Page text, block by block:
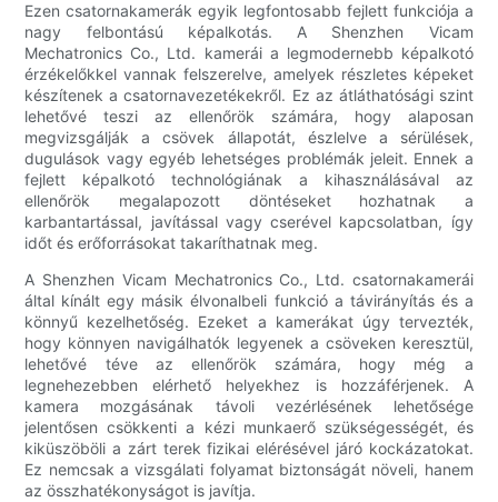
Ezen csatornakamerák egyik legfontosabb fejlett funkciója a
nagy felbontású képalkotás. A Shenzhen Vicam
Mechatronics Co., Ltd. kamerái a legmodernebb képalkotó
érzékelőkkel vannak felszerelve, amelyek részletes képeket
készítenek a csatornavezetékekről. Ez az átláthatósági szint
lehetővé teszi az ellenőrök számára, hogy alaposan
megvizsgálják a csövek állapotát, észlelve a sérülések,
dugulások vagy egyéb lehetséges problémák jeleit. Ennek a
fejlett képalkotó technológiának a kihasználásával az
ellenőrök megalapozott döntéseket hozhatnak a
karbantartással, javítással vagy cserével kapcsolatban, így
időt és erőforrásokat takaríthatnak meg.
A Shenzhen Vicam Mechatronics Co., Ltd. csatornakamerái
által kínált egy másik élvonalbeli funkció a távirányítás és a
könnyű kezelhetőség. Ezeket a kamerákat úgy tervezték,
hogy könnyen navigálhatók legyenek a csöveken keresztül,
lehetővé téve az ellenőrök számára, hogy még a
legnehezebben elérhető helyekhez is hozzáférjenek. A
kamera mozgásának távoli vezérlésének lehetősége
jelentősen csökkenti a kézi munkaerő szükségességét, és
kiküszöböli a zárt terek fizikai elérésével járó kockázatokat.
Ez nemcsak a vizsgálati folyamat biztonságát növeli, hanem
az összhatékonyságot is javítja.